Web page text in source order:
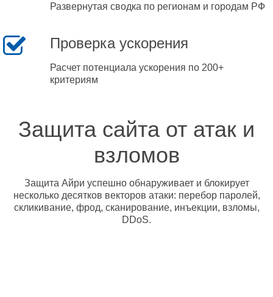
Развернутая сводка по регионам и городам РФ
Проверка ускорения
Расчет потенциала ускорения по 200+
критериям
Защита сайта от атак и
взломов
Защита Айри успешно обнаруживает и блокирует
несколько десятков векторов атаки: перебор паролей,
скликивание, фрод, сканирование, инъекции, взломы,
DDoS.